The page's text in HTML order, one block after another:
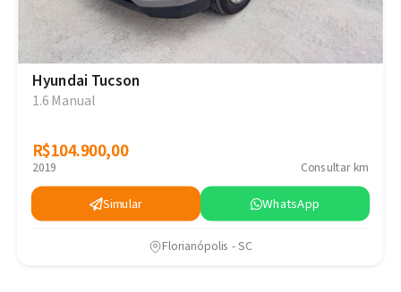
Hyundai Tucson
1.6 Manual
R$104.900,00
R$104.900,00
2019 Consultar km
Simular WhatsApp
Florianópolis - SC